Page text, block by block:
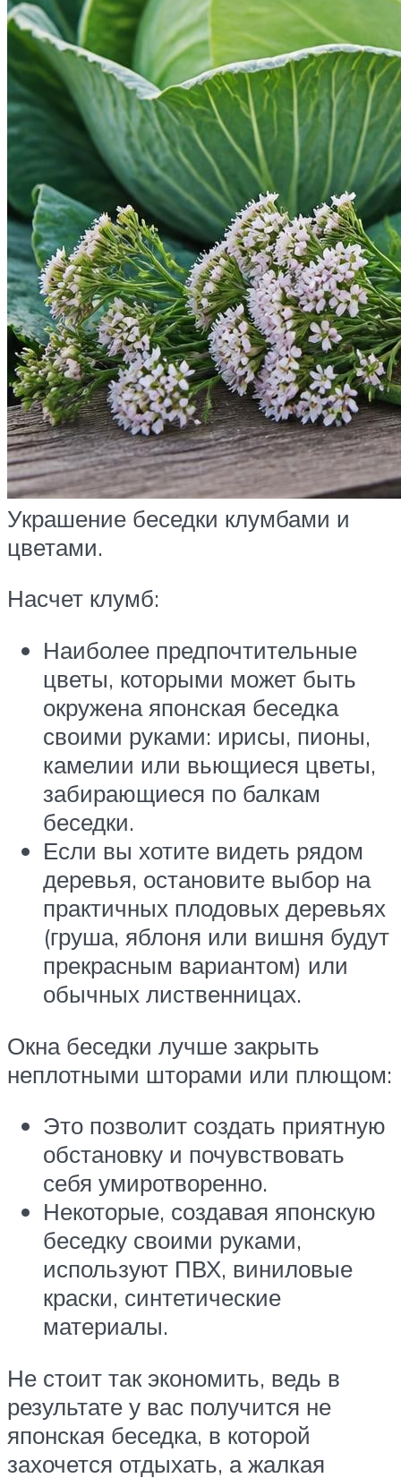
Украшение беседки клумбами и
цветами.
Насчет клумб:
Наиболее предпочтительные
цветы, которыми может быть
окружена японская беседка
своими руками: ирисы, пионы,
камелии или вьющиеся цветы,
забирающиеся по балкам
беседки.
Если вы хотите видеть рядом
деревья, остановите выбор на
практичных плодовых деревьях
(груша, яблоня или вишня будут
прекрасным вариантом) или
обычных лиственницах.
Окна беседки лучше закрыть
неплотными шторами или плющом:
Это позволит создать приятную
обстановку и почувствовать
себя умиротворенно.
Некоторые, создавая японскую
беседку своими руками,
используют ПВХ, виниловые
краски, синтетические
материалы.
Не стоит так экономить, ведь в
результате у вас получится не
японская беседка, в которой
захочется отдыхать, а жалкая